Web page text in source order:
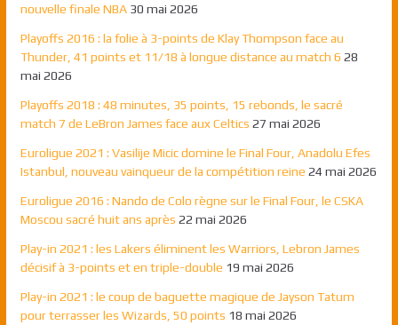
nouvelle finale NBA 30 mai 2026
Playoffs 2016 : la folie à 3-points de Klay Thompson face au
Thunder, 41 points et 11/18 à longue distance au match 6 28
mai 2026
Playoffs 2018 : 48 minutes, 35 points, 15 rebonds, le sacré
match 7 de LeBron James face aux Celtics 27 mai 2026
Euroligue 2021 : Vasilije Micic domine le Final Four, Anadolu Efes
Istanbul, nouveau vainqueur de la compétition reine 24 mai 2026
Euroligue 2016 : Nando de Colo règne sur le Final Four, le CSKA
Moscou sacré huit ans après 22 mai 2026
Play-in 2021 : les Lakers éliminent les Warriors, Lebron James
décisif à 3-points et en triple-double 19 mai 2026
Play-in 2021 : le coup de baguette magique de Jayson Tatum
pour terrasser les Wizards, 50 points 18 mai 2026